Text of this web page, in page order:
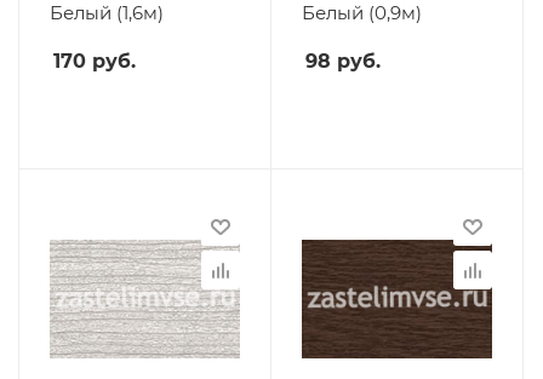
Белый (1,6м)
170 руб.
Белый (0,9м)
98 руб.